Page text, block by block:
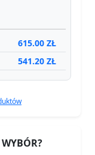
615.00 ZŁ
541.20 ZŁ